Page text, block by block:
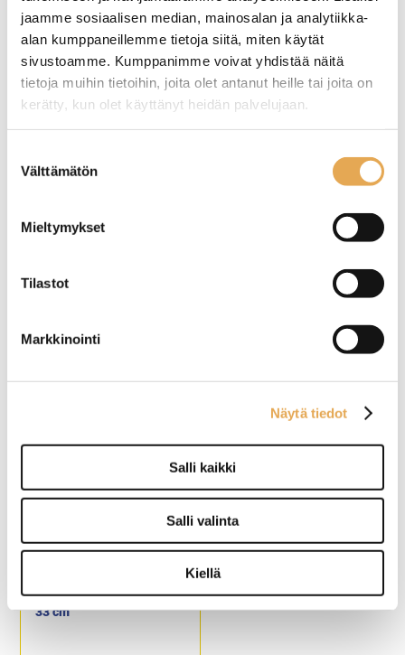
jaamme sosiaalisen median, mainosalan ja analytiikka-
alan kumppaneillemme tietoja siitä, miten käytät
sivustoamme. Kumppanimme voivat yhdistää näitä
tietoja muihin tietoihin, joita olet antanut heille tai joita on
kerätty, kun olet käyttänyt heidän palvelujaan.
valinta
Välttämätön
Mieltymykset
Tilastot
Markkinointi
Näytä tiedot
Salli kaikki
Salli valinta
Kiellä
Pizzalapio perhe Teflon,
Pizzauuniharja
Teflon, 350 mm leveä
36 cm
Pizzan paistoritilä, halk.
33 cm